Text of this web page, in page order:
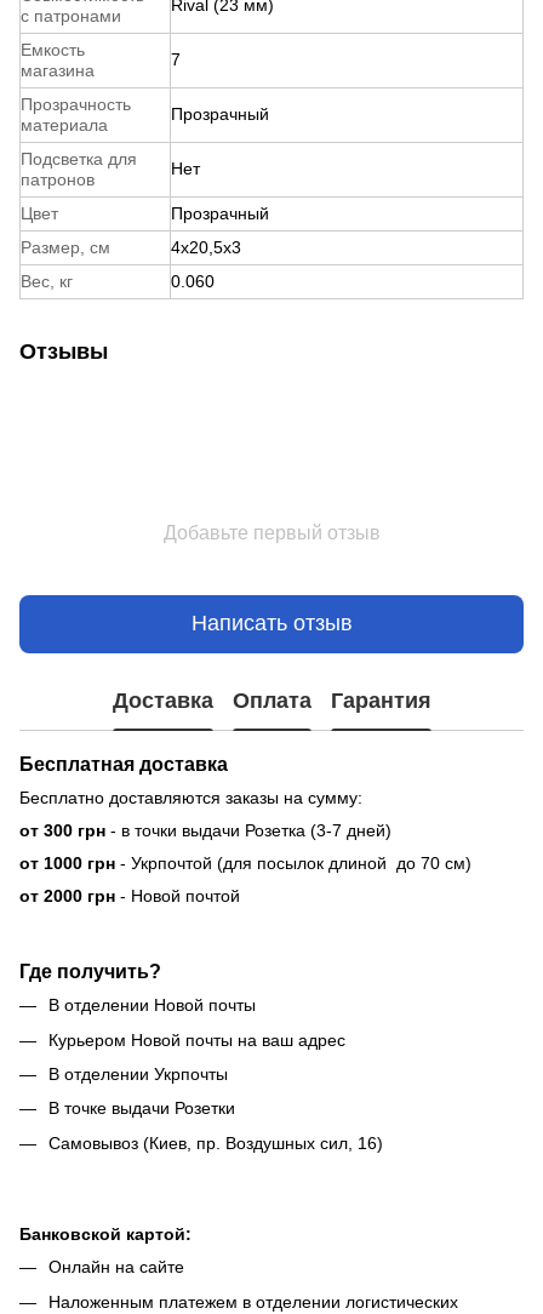
с патронами
Rival (23 мм)
Емкость
магазина
7
Прозрачность
материала
Прозрачный
Подсветка для
патронов
Нет
Цвет
Прозрачный
Размер, см
4x20,5x3
Вес, кг
0.060
Отзывы
Добавьте первый отзыв
Написать отзыв
Доставка Оплата Гарантия
Бесплатная доставка
Бесплатно доставляются заказы на сумму:
от 300 грн - в точки выдачи Розетка (3-7 дней)
от 1000 грн - Укрпочтой (для посылок длиной до 70 см)
от 2000 грн - Новой почтой
Где получить?
В отделении Новой почты
Курьером Новой почты на ваш адрес
В отделении Укрпочты
В точке выдачи Розетки
Самовывоз (Киев, пр. Воздушных сил, 16)
Банковской картой:
Онлайн на сайте
Наложенным платежем в отделении логистических